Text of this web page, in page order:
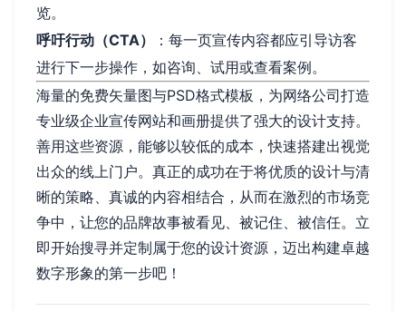
览。
呼吁行动（CTA）
：每一页宣传内容都应引导访客
进行下一步操作，如咨询、试用或查看案例。
海量的免费矢量图与PSD格式模板，为网络公司打造
专业级企业宣传网站和画册提供了强大的设计支持。
善用这些资源，能够以较低的成本，快速搭建出视觉
出众的线上门户。真正的成功在于将优质的设计与清
晰的策略、真诚的内容相结合，从而在激烈的市场竞
争中，让您的品牌故事被看见、被记住、被信任。立
即开始搜寻并定制属于您的设计资源，迈出构建卓越
数字形象的第一步吧！